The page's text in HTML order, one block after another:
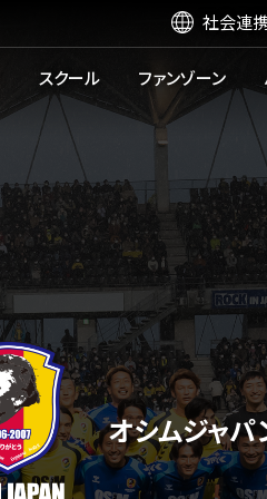
社会連
スクール ファンゾーン
オシムジャパ